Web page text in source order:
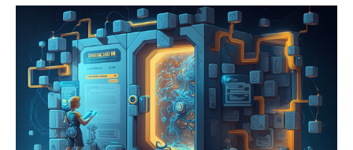
까에 대한 의문 3. 최애